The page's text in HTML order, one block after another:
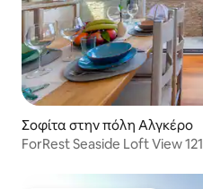
Σοφίτα στην πόλη Αλγκέρο
ForRest Seaside Loft View 121